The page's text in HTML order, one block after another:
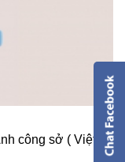
công sở ( Việt -